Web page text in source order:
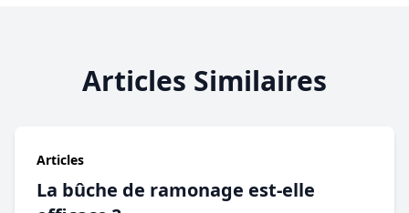
Articles Similaires
Articles
La bûche de ramonage est-elle